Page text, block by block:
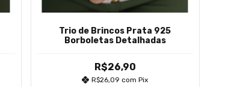
Trio de Brincos Prata 925
Borboletas Detalhadas
R$26,90
R$26,09com Pix